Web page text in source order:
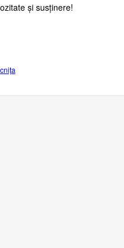
și susținere!